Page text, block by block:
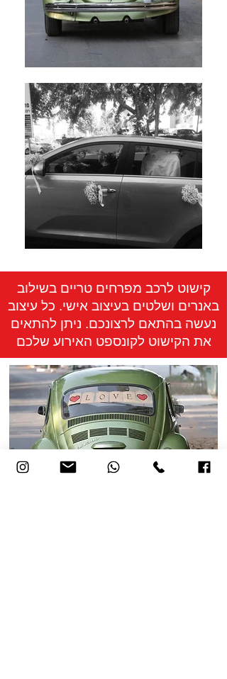
קישוט לרכב מפרחים טריים בשילוב
באנרים ושלטים בעיצוב אישי. כל עיצוב
נעשה בהתאם לרצונכם. ניתן להתאים
את הקישוט לקונספט האירוע שלכם